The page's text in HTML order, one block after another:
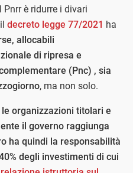
è ridurre i divari
decreto legge 77/2021 ha
allocabili
di ripresa e
(Pnc) , sia
, ma non solo.
organizzazioni titolari e
il governo raggiunga
ha quindi la responsabilità
degli investimenti di cui